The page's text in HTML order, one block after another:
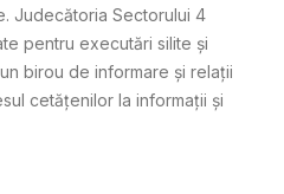
Judecătoria Sectorului 4
pentru executări silite și
birou de informare și relații
cetățenilor la informații și